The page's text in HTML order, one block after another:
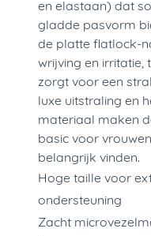
en elastaan) dat
gladde pasvorm
de platte flatlock-
wrijving en
zorgt voor een
luxe uitstraling en
materiaal maken
basic voor
belangrijk vinden.
Hoge taille voor
ondersteuning
Zacht